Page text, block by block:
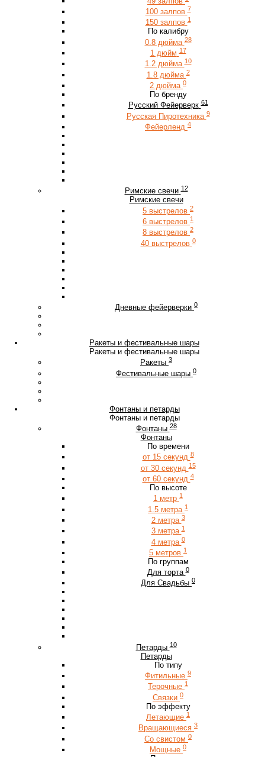
100 залпов 7
150 залпов 1
По калибру
0.8 дюйма 28
1 дюйм 17
1.2 дюйма 10
1.8 дюйма 2
2 дюйма 0
По бренду
Русский Фейерверк 61
Русская Пиротехника 9
Фейерленд 4
Римские свечи 12
Римские свечи
5 выстрелов 2
6 выстрелов 1
8 выстрелов 2
40 выстрелов 0
Дневные фейерверки 0
Ракеты и фестивальные шары
Ракеты и фестивальные шары
Ракеты 3
Фестивальные шары 0
Фонтаны и петарды
Фонтаны и петарды
Фонтаны 28
Фонтаны
По времени
от 15 секунд 8
от 30 секунд 15
от 60 секунд 4
По высоте
1 метр 1
1.5 метра 1
2 метра 3
3 метра 1
4 метра 0
5 метров 1
По группам
Для торта 0
Для Свадьбы 0
Петарды 10
Петарды
По типу
Фитильные 9
Терочные 1
Связки 0
По эффекту
Летающие 1
Вращающиеся 3
Со свистом 0
Мощные 0